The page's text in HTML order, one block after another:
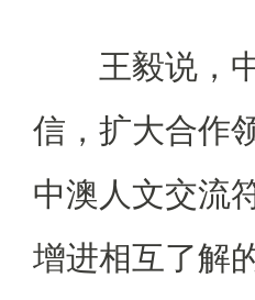
王毅说，中
信，扩大合作
中澳人文交流
增进相互了解